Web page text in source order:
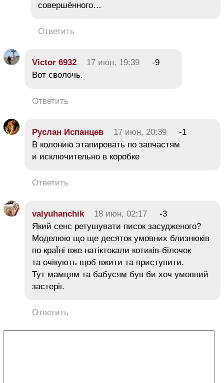
совершённого…
Ответить
Victor 6932 17 июн, 19:39
-9
Вот сволочь.
Ответить
Руслан Испанцев 17 июн, 20:39
-1
В колонию этапировать по запчастям
и исключительно в коробке
Ответить
valyuhanchik 18 июн, 02:17
-3
Який сенс ретушувати писок засудженого?
Моделюю що ще десяток умовних близнюків
по краЇні вже натіктокали котиків-білочок
та очікують щоб вжити та приступити.
Тут мамцям та бабусям був би хоч умовний
застеріг.
Ответить